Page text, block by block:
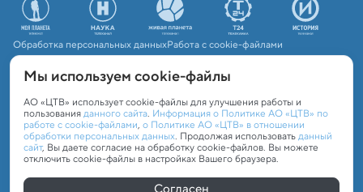
Обработка персональных данныхРабота с cookie-файлами
Мы используем сookie-файлы
АО «ЦТВ» использует cookie-файлы для улучшения работы и
пользованияданного сайта. Информация о Политике АО «ЦТВ» по
работе с cookie-файлами, о Политике АО «ЦТВ» в отношении
обработки персональных данных. Продолжая использоватьданный
сайт, Вы даете согласие на обработку cookie-файлов. Вы можете
отключить cookie-файлы в настройках Вашего браузера.